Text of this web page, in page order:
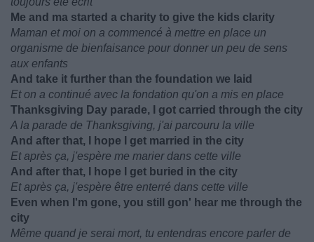
Me and ma started a charity to give the kids clarity
Maman et moi on a commencé à mettre en place un
organisme de bienfaisance pour donner un peu de sens
aux enfants
And take it further than the foundation we laid
Et on a continué avec la fondation qu'on a mis en place
Thanksgiving Day parade, I got carried through the city
A la parade de Thanksgiving, j'ai parcouru la ville
And after that, I hope I get married in the city
Et après ça, j'espère me marier dans cette ville
And after that, I hope I get buried in the city
Et après ça, j'espère être enterré dans cette ville
Even when I'm gone, you still gon' hear me through the
city
Même quand je serai mort, tu entendras encore parler de